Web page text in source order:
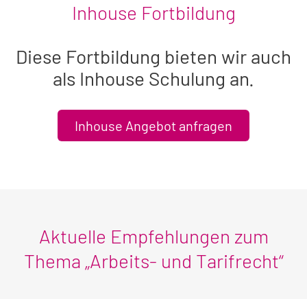
Inhouse Fortbildung
Diese Fortbildung bieten wir auch
als Inhouse Schulung an.
Inhouse Angebot anfragen
Aktuelle Empfehlungen zum
Thema „Arbeits- und Tarifrecht“